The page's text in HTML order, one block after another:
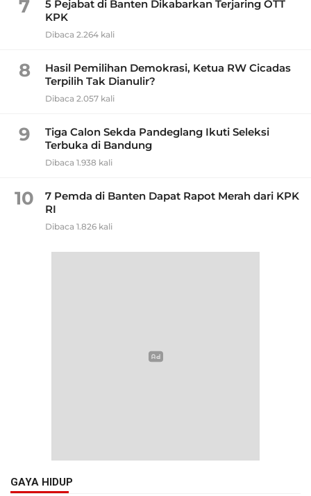
7
5 Pejabat di Banten Dikabarkan Terjaring OTT
KPK
Dibaca 2.264 kali
8
Hasil Pemilihan Demokrasi, Ketua RW Cicadas
Terpilih Tak Dianulir?
Dibaca 2.057 kali
9
Tiga Calon Sekda Pandeglang Ikuti Seleksi
Terbuka di Bandung
Dibaca 1.938 kali
10
7 Pemda di Banten Dapat Rapot Merah dari KPK
RI
Dibaca 1.826 kali
GAYA HIDUP